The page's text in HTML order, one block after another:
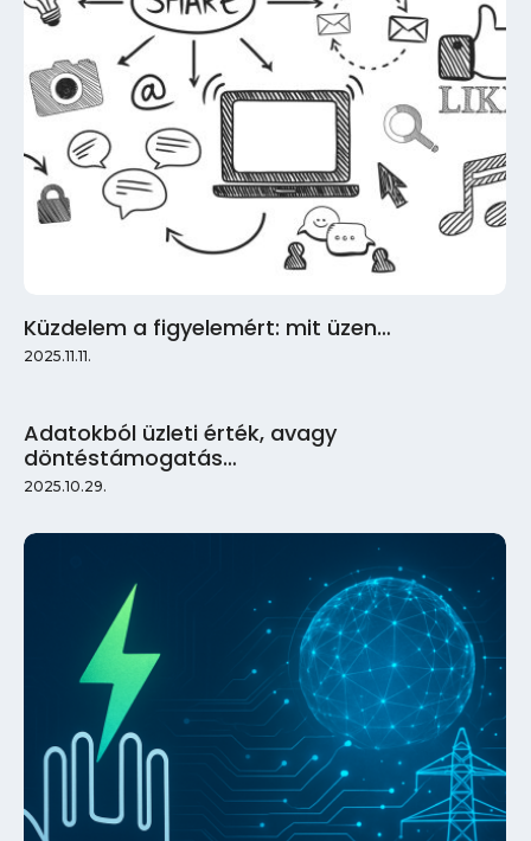
Küzdelem a figyelemért: mit üzen…
2025.11.11.
Adatokból üzleti érték, avagy
döntéstámogatás…
2025.10.29.